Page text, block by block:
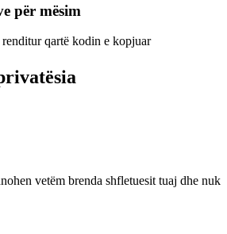
për mësim
qartë kodin e kopjuar
vetëm brenda shfletuesit tuaj dhe nuk